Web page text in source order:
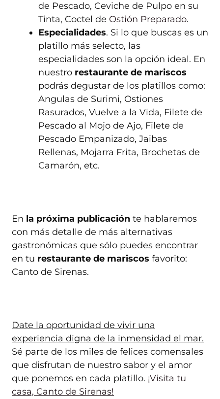
de Pescado, Ceviche de Pulpo en su
Tinta, Coctel de Ostión Preparado.
Especialidades. Si lo que buscas es un
platillo más selecto, las
especialidades son la opción ideal. En
nuestro restaurante de mariscos
podrás degustar de los platillos como:
Angulas de Surimi, Ostiones
Rasurados, Vuelve a la Vida, Filete de
Pescado al Mojo de Ajo, Filete de
Pescado Empanizado, Jaibas
Rellenas, Mojarra Frita, Brochetas de
Camarón, etc.
En la próxima publicación te hablaremos
con más detalle de más alternativas
gastronómicas que sólo puedes encontrar
en tu restaurante de mariscos favorito:
Canto de Sirenas.
Date la oportunidad de vivir una
experiencia digna de la inmensidad el mar.
Sé parte de los miles de felices comensales
que disfrutan de nuestro sabor y el amor
que ponemos en cada platillo. ¡Visita tu
casa, Canto de Sirenas!